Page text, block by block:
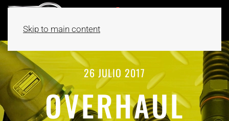
Skip to main content
26 JULIO 2017
OVERHAUL